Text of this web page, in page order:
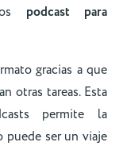
podcast para
gracias a que
otras tareas. Esta
permite la
puede ser un viaje